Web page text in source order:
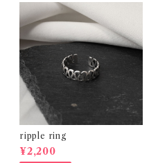
ripple ring
¥2,200